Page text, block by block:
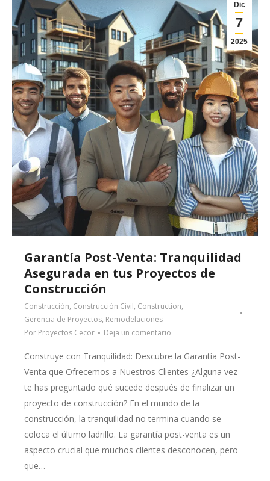
Dic
7
2025
Garantía Post-Venta: Tranquilidad
Asegurada en tus Proyectos de
Construcción
Construcción, Construcción Civil, Construction,
Gerencia de Proyectos, Remodelaciones
Por Proyectos Cecor Deja un comentario
Construye con Tranquilidad: Descubre la Garantía Post-
Venta que Ofrecemos a Nuestros Clientes ¿Alguna vez
te has preguntado qué sucede después de finalizar un
proyecto de construcción? En el mundo de la
construcción, la tranquilidad no termina cuando se
coloca el último ladrillo. La garantía post-venta es un
aspecto crucial que muchos clientes desconocen, pero
que…